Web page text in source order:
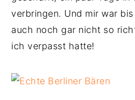
verbringen. Und mir war
auch noch gar nicht so
ich verpasst hatte!